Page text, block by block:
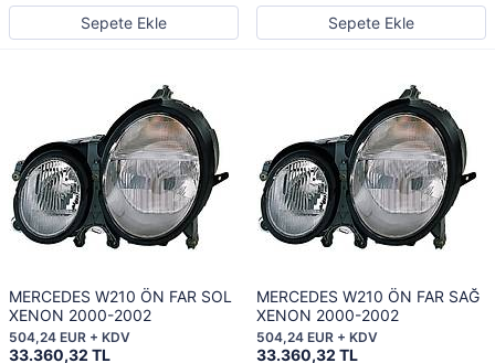
Sepete Ekle Sepete Ekle
MERCEDES W210 ÖN FAR SOL
XENON 2000-2002
33.360,32 TL
504,24 EUR + KDV
MERCEDES W210 ÖN FAR SAĞ
XENON 2000-2002
33.360,32 TL
504,24 EUR + KDV